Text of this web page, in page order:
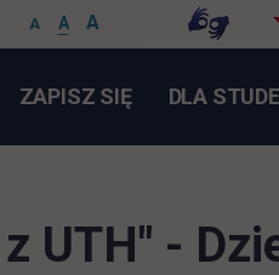
A A A
ZAPISZ SIĘLINK OTWIERA
DLA
UTH" -